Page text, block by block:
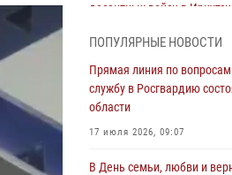
десантных войск в
Росгвардейцы из Братска
донорской акции «От
(видео)
31 июля 2026, 04:37
Сотрудники Росгвардии
ПОПУЛЯРНЫЕ НОВОСТИ
Прямая линия по вопросам
службу в Росгвардию
области
17 июля 2026, 09:07
В День семьи, любви и